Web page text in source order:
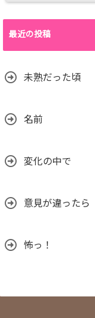
最近の投稿
未熟だった頃
名前
変化の中で
意見が違ったら
怖っ！